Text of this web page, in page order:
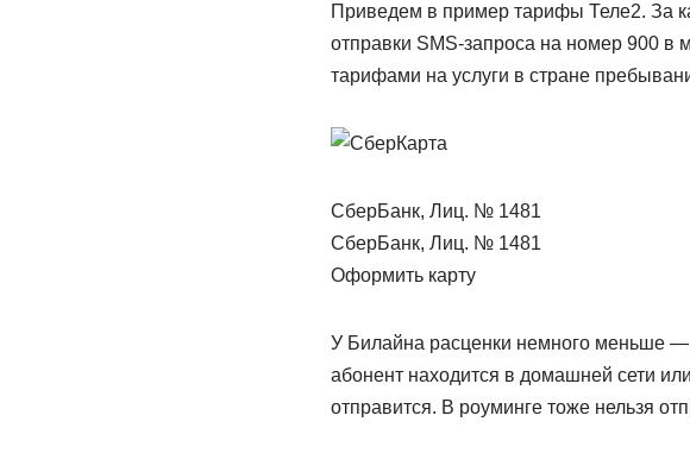
Приведем в пример тарифы Теле2. За
отправки SMS-запроса на номер 900 в
тарифами на услуги в стране
СберБанк, Лиц. № 1481
СберБанк, Лиц. № 1481
Оформить карту
У Билайна расценки немного меньше —
абонент находится в домашней сети
отправится. В роуминге тоже нельзя